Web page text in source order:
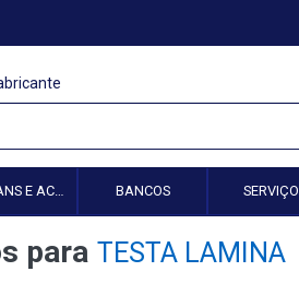
CARDANS E ACESSÓRIOS BANCOS SERVIÇO
para TESTA LAMINA